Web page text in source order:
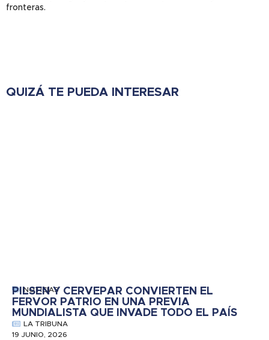
fronteras.
QUIZÁ TE PUEDA INTERESAR
NOTICIAS
PILSEN Y CERVEPAR CONVIERTEN EL
FERVOR PATRIO EN UNA PREVIA
MUNDIALISTA QUE INVADE TODO EL PAÍS
LA TRIBUNA
19 JUNIO, 2026